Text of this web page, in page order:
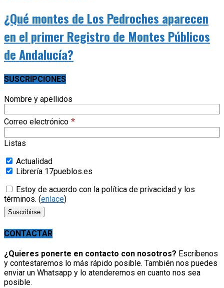
¿Qué montes de Los Pedroches aparecen
en el primer Registro de Montes Públicos
de Andalucía?
SUSCRIPCIONES
Nombre y apellidos
Correo electrónico *
Listas
Actualidad
Librería 17pueblos.es
Estoy de acuerdo con la política de privacidad y los
términos. (enlace)
CONTACTAR
¿Quieres ponerte en contacto con nosotros? Escríbenos
y contestaremos lo más rápido posible. También nos puedes
enviar un Whatsapp y lo atenderemos en cuanto nos sea
posible.